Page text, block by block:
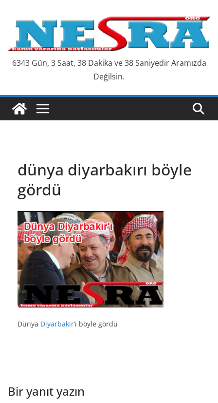
content
6343 Gün, 3 Saat, 38 Dakika ve 39 Saniyedir Aramızda
Değilsin.
dünya diyarbakırı böyle
gördü
Dünya Diyarbakır’ı böyle gördü
Bir yanıt yazın